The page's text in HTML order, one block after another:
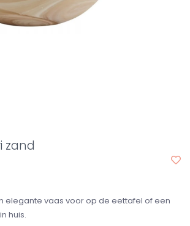
zand
elegante vaas voor op de eettafel of een
huis.